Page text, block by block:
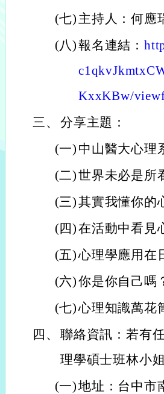
(七) 主持人：何應
(八)報名連結：
KxxKBw/
三、 分享主題：
(一) 中山醫大心理
(二)世界未必是所
(三)其實我懂你的
(四)在活動中看見
(五)心理學應用在
(六)你是你自己嗎
(七)心理知識萬花
四、 聯絡資訊：若有
理學碩士班林小姐
(一)地址：台中市